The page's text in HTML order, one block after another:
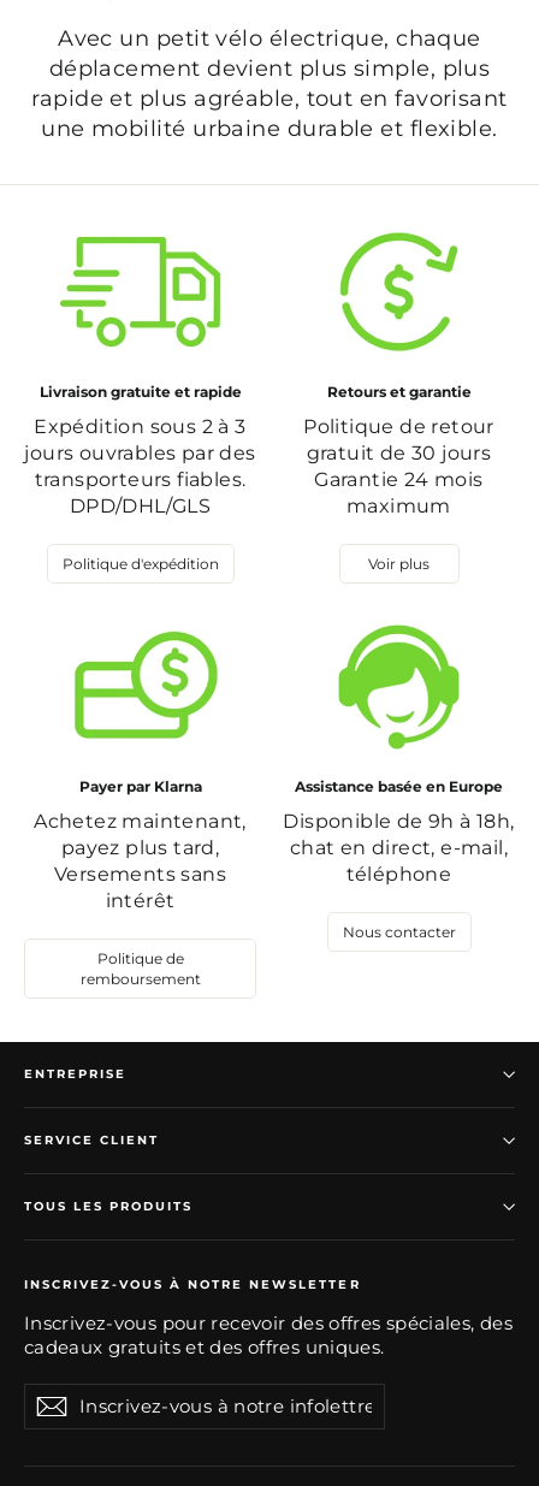
Avec un petit vélo électrique, chaque
déplacement devient plus simple, plus
rapide et plus agréable, tout en favorisant
une mobilité urbaine durable et flexible.
Livraison gratuite et rapide
Expédition sous 2 à 3
jours ouvrables par des
transporteurs fiables.
DPD/DHL/GLS
Politique d'expédition
Retours et garantie
Politique de retour
gratuit de 30 jours
Garantie 24 mois
maximum
Voir plus
Payer par Klarna
Achetez maintenant,
payez plus tard,
Versements sans
intérêt
Politique de
remboursement
Assistance basée en Europe
Disponible de 9h à 18h,
chat en direct, e-mail,
téléphone
Nous contacter
ENTREPRISE
SERVICE CLIENT
TOUS LES PRODUITS
INSCRIVEZ-VOUS À NOTRE NEWSLETTER
Inscrivez-vous pour recevoir des offres spéciales, des
cadeaux gratuits et des offres uniques.
'